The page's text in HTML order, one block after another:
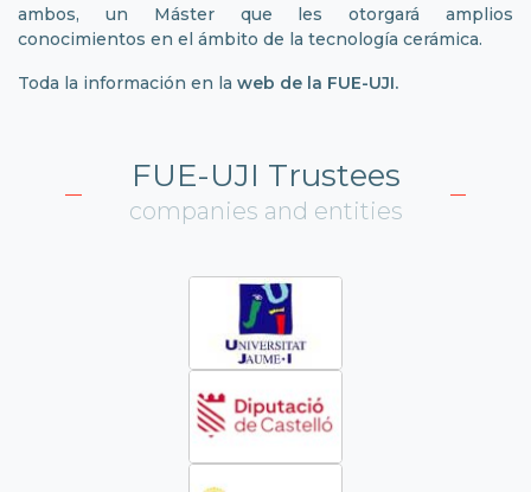
ambos, un Máster que les otorgará amplios
conocimientos en el ámbito de la tecnología cerámica.
Toda la información en la web de la FUE-UJI.
FUE-UJI Trustees
companies and entities